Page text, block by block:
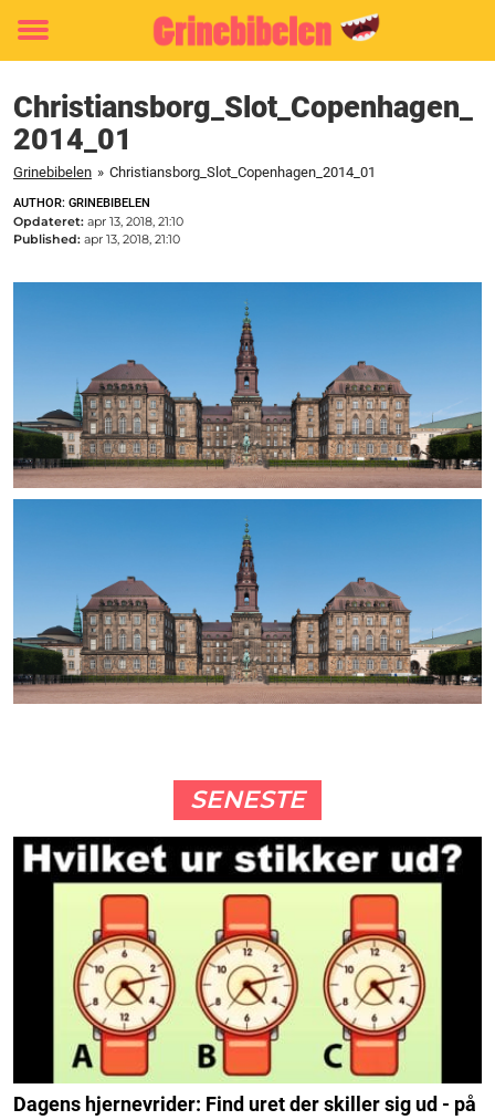
Toggle
Christiansborg_Slot_Copenhagen_
2014_01
Grinebibelen » Christiansborg_Slot_Copenhagen_2014_01
AUTHOR: GRINEBIBELEN
Opdateret: apr 13, 2018, 21:10
Published: apr 13, 2018, 21:10
SENESTE
Dagens hjernevrider: Find uret der skiller sig ud - på